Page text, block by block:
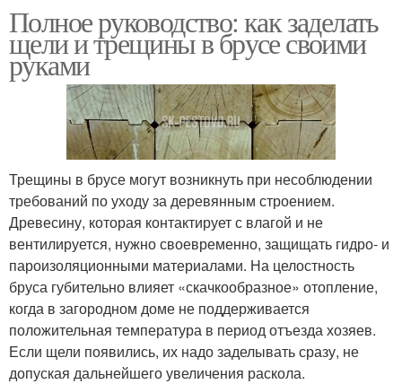
Полное руководство: как заделать
щели и трещины в брусе своими
руками
Трещины в брусе могут возникнуть при несоблюдении
требований по уходу за деревянным строением.
Древесину, которая контактирует с влагой и не
вентилируется, нужно своевременно, защищать гидро- и
пароизоляционными материалами. На целостность
бруса губительно влияет «скачкообразное» отопление,
когда в загородном доме не поддерживается
положительная температура в период отъезда хозяев.
Если щели появились, их надо заделывать сразу, не
допуская дальнейшего увеличения раскола.